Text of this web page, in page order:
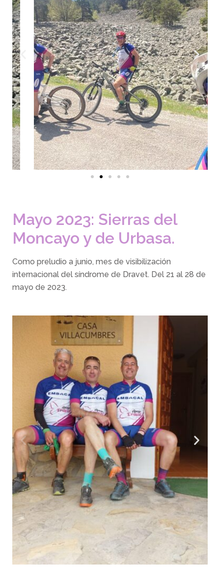
Mayo 2023: Sierras del
Moncayo y de Urbasa.
Como preludio a junio, mes de visibilización
internacional del síndrome de Dravet. Del 21 al 28 de
mayo de 2023.